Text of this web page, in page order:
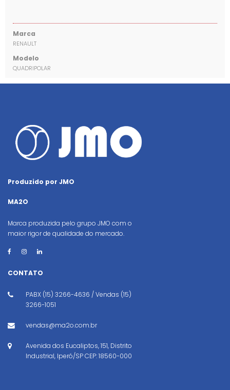
Marca
RENAULT
Modelo
QUADRIPOLAR
Produzido por JMO
MA2O
Marca produzida pelo grupo JMO com o
maior rigor de qualidade do mercado.
CONTATO
PABX (15) 3266-4636 / Vendas (15)
3266-1051
vendas@ma2o.com.br
Avenida dos Eucaliptos, 151, Distrito
Industrial, Iperó/SP CEP: 18560-000